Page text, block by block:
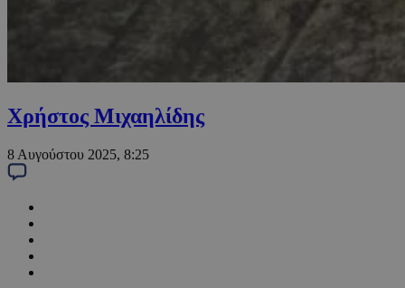
Χρήστος Μιχαηλίδης
8 Αυγούστου 2025, 8:25